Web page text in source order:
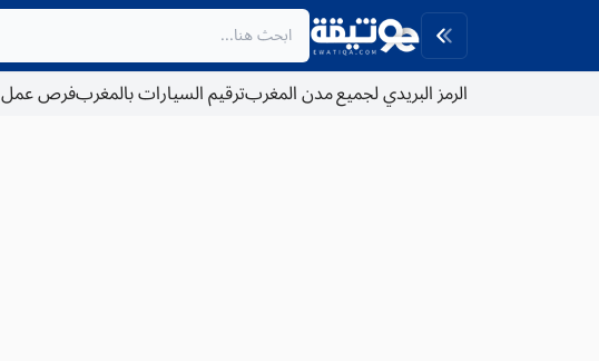
الرمز البريدي لجميع مدن المغربترقيم السيارات بالمغربفرص عمل